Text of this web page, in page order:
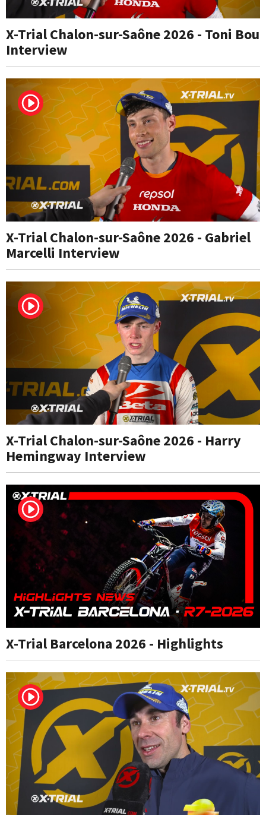
X-Trial Chalon-sur-Saône 2026 - Toni Bou
Interview
X-Trial Chalon-sur-Saône 2026 - Gabriel
Marcelli Interview
X-Trial Chalon-sur-Saône 2026 - Harry
Hemingway Interview
X-Trial Barcelona 2026 - Highlights